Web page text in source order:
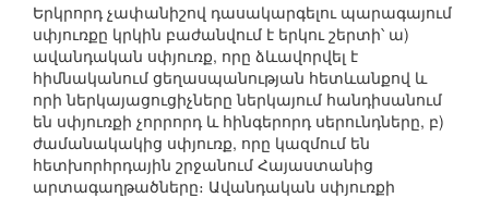
Երկրորդ չափանիշով դասակարգելու պարագայում
սփյուռքը կրկին բաժանվում է երկու շերտի՝ ա)
ավանդական սփյուռք, որը ձևավորվել է
հիմնականում ցեղասպանության հետևանքով և
որի ներկայացուցիչները ներկայում հանդիսանում
են սփյուռքի չորրորդ և հինգերորդ սերունդները, բ)
ժամանակակից սփյուռք, որը կազմում են
հետխորհրդային շրջանում Հայաստանից
արտագաղթածները։ Ավանդական սփյուռքի